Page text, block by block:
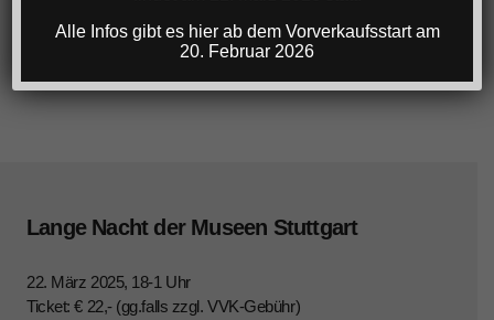
Lange Nacht der Museen Stuttgart
22. März 2025, 18-1 Uhr
Ticket: € 22,- (gg.falls zzgl. VVK-Gebühr)
Alle Infos gibt es hier ab dem Vorverkaufsstart am
20. Februar 2026